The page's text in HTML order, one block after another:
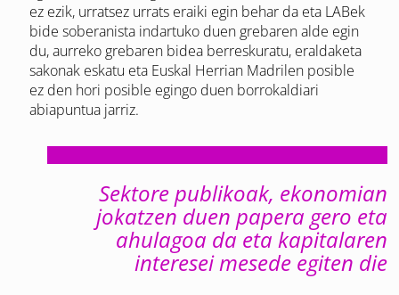
ez ezik, urratsez urrats eraiki egin behar da eta LABek
bide soberanista indartuko duen grebaren alde egin
du, aurreko grebaren bidea berreskuratu, eraldaketa
sakonak eskatu eta Euskal Herrian Madrilen posible
ez den hori posible egingo duen borrokaldiari
abiapuntua jarriz.
Sektore publikoak, ekonomian
jokatzen duen papera gero eta
ahulagoa da eta kapitalaren
interesei mesede egiten die